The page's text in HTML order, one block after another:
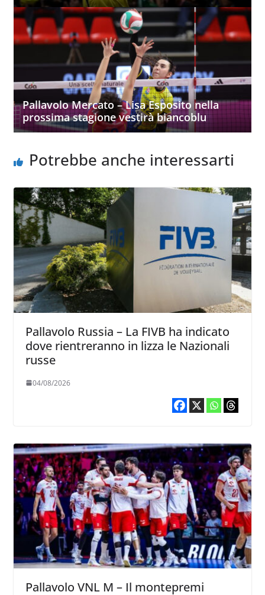
Pallavolo Mercato – Lisa Esposito nella
prossima stagione vestirà biancoblu
Potrebbe anche interessarti
Pallavolo Russia – La FIVB ha indicato
dove rientreranno in lizza le Nazionali
russe
04/08/2026
Pallavolo VNL M – Il montepremi